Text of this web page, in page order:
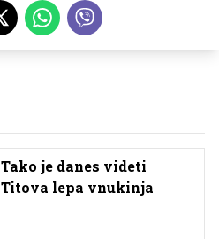
Tako je danes videti
Titova lepa vnukinja